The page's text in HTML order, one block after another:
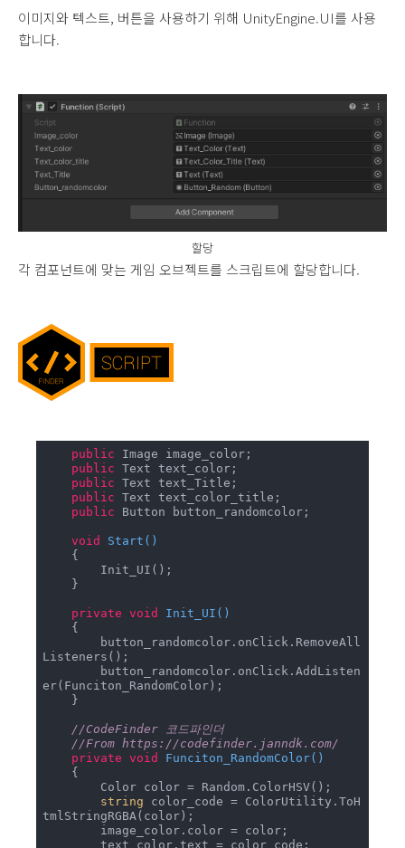
이미지와 텍스트, 버튼을 사용하기 위해 UnityEngine.UI를 사용
합니다.
할당
각 컴포넌트에 맞는 게임 오브젝트를 스크립트에 할당합니다.
public Image image_color;
public Text text_color;
public Text text_Title;
public Text text_color_title;
public Button button_randomcolor;
void Start ( )
private void Init_UI ( )
Listeners();
er(Funciton_RandomColor);
//CodeFinder 코드파인더
//From https://codefinder.janndk.com/
private void Funciton_RandomColor( )
string color_code = ColorUtility.ToH
tmlStringRGBA(color);